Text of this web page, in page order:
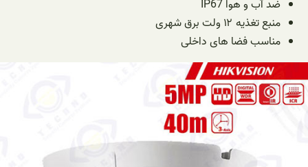
ضد آب و هوا IP67
منبع تغذیه ۱۲ ولت برق شهری
مناسب فضا های داخلی